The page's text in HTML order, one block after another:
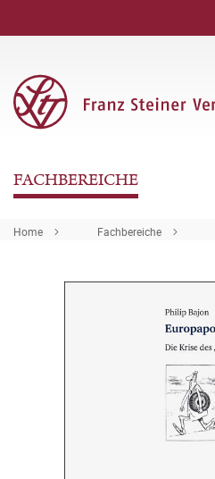
FACHBEREICHE
Home Fachbereiche